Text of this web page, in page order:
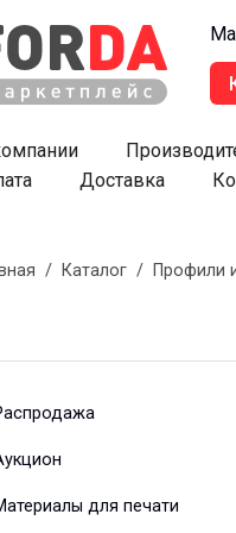
Доставка
/ Каталог / Профили
для печати